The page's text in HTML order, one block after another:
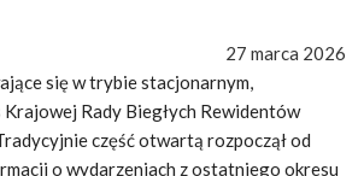
27 marca 2026
się w trybie stacjonarnym,
Rady Biegłych Rewidentów
część otwartą rozpoczął od
o wydarzeniach z ostatniego okresu